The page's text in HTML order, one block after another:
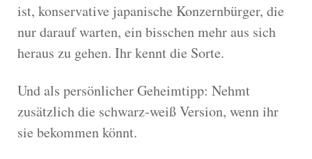
ist, konservative japanische Konzernbürger, die
nur darauf warten, ein bisschen mehr aus sich
heraus zu gehen. Ihr kennt die Sorte.
Und als persönlicher Geheimtipp: Nehmt
zusätzlich die schwarz-weiß Version, wenn ihr
sie bekommen könnt.